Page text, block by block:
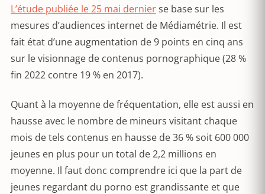
L’étude publiée le 25 mai dernierse base sur les
mesures d’audiences internet de Médiamétrie. Il est
fait état d’une augmentation de 9 points en cinq ans
sur le visionnage de contenus pornographique (28 %
fin 2022 contre 19 % en 2017).
Quant à la moyenne de fréquentation, elle est aussi en
hausse avec le nombre de mineurs visitant chaque
mois de tels contenus en hausse de 36 % soit 600 000
jeunes en plus pour un total de 2,2 millions en
moyenne. Il faut donc comprendre ici que la part de
jeunes regardant du porno est grandissante et que